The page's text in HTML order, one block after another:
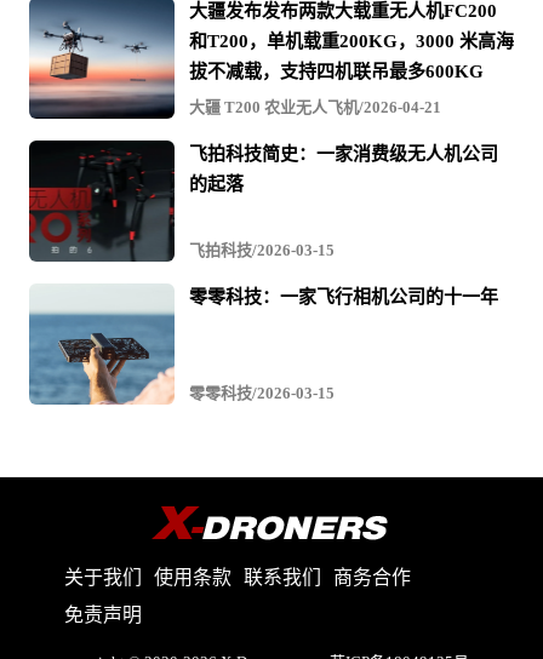
大疆发布发布两款大载重无人机FC200
和T200，单机载重200KG，3000 米高海
拔不减载，支持四机联吊最多600KG
大疆 T200 农业无人飞机/2026-04-21
飞拍科技简史：一家消费级无人机公司
的起落
飞拍科技/2026-03-15
零零科技：一家飞行相机公司的十一年
零零科技/2026-03-15
关于我们 使用条款 联系我们
商务合作
免责声明